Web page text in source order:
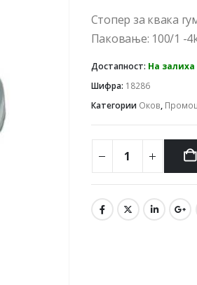
was:
Стопер за квака
Паковање: 100/1 -
Достапност: На залиха
Шифра: 18286
Категории Оков,